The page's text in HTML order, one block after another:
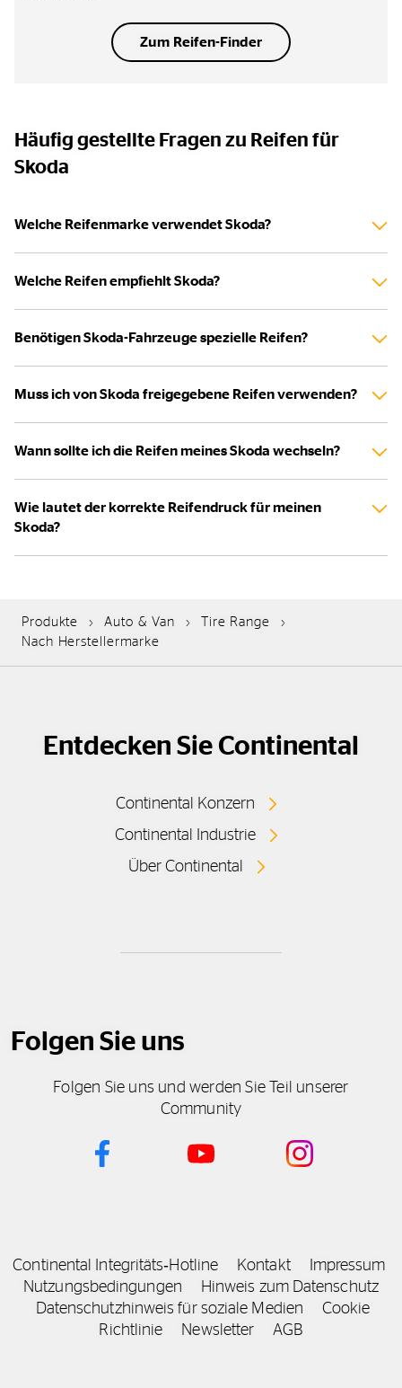
Zum Reifen-Finder
Häufig gestellte Fragen zu Reifen für
Skoda
Welche Reifenmarke verwendet Skoda?
Welche Reifen empfiehlt Skoda?
Benötigen Skoda-Fahrzeuge spezielle Reifen?
Muss ich von Skoda freigegebene Reifen verwenden?
Wann sollte ich die Reifen meines Skoda wechseln?
Wie lautet der korrekte Reifendruck für meinen
Skoda?
Produkte Auto & Van
Tire Range
Nach Herstellermarke
Entdecken Sie Continental
Continental Konzern
Continental Industrie
Über Continental
Folgen Sie uns
Folgen Sie uns und werden Sie Teil unserer
Community
Continental Integritäts‑Hotline Kontakt
Impressum
Nutzungsbedingungen
Hinweis zum Datenschutz
Datenschutzhinweis für soziale Medien
Cookie
Richtlinie
Newsletter AGB